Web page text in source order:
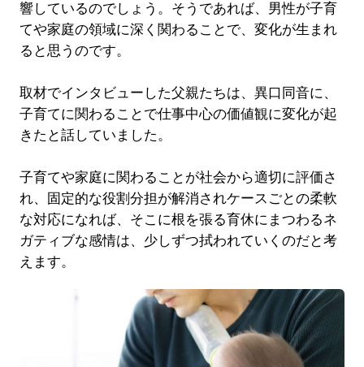
響しているのでしょう。そうであれば、男性が子育
てや家庭の領域に深く関わることで、変化が生まれ
ると思うのです。
取材でインタビューした父親たちは、異口同音に、
子育てに関わることで仕事中心の価値観に変化が起
きたと話していました。
子育てや家庭に関わることが社会から適切に評価さ
れ、固定的な役割分担が解消されケースごとの柔軟
な対応になれば、そこに根を張る育休にまつわるネ
ガティブな感情は、少しずつ拭われていくのだと考
えます。